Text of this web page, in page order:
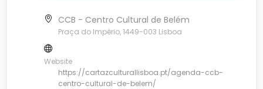
CCB - Centro Cultural de Belém
Praça do Império, 1449-003 Lisboa
Website
https://cartazculturallisboa.pt/agenda-ccb-
centro-cultural-de-belem/